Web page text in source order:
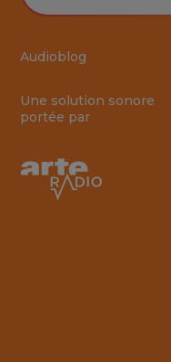
Audioblog
Une solution sonore
portée par